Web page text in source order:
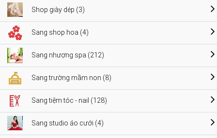
Shop giày dép (3)
Sang shop hoa (4)
Sang nhượng spa (212)
Sang trường mầm non (8)
Sang tiệm tóc - nail (128)
Sang studio áo cưới (4)